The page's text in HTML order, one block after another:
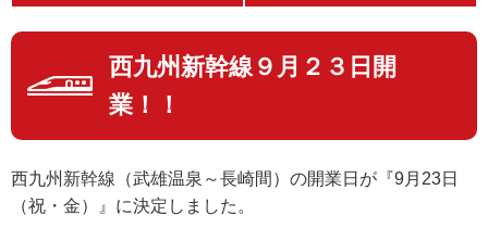
西九州新幹線９月２３日開
業！！
西九州新幹線（武雄温泉～長崎間）の開業日が『9月23日
（祝・金）』に決定しました。